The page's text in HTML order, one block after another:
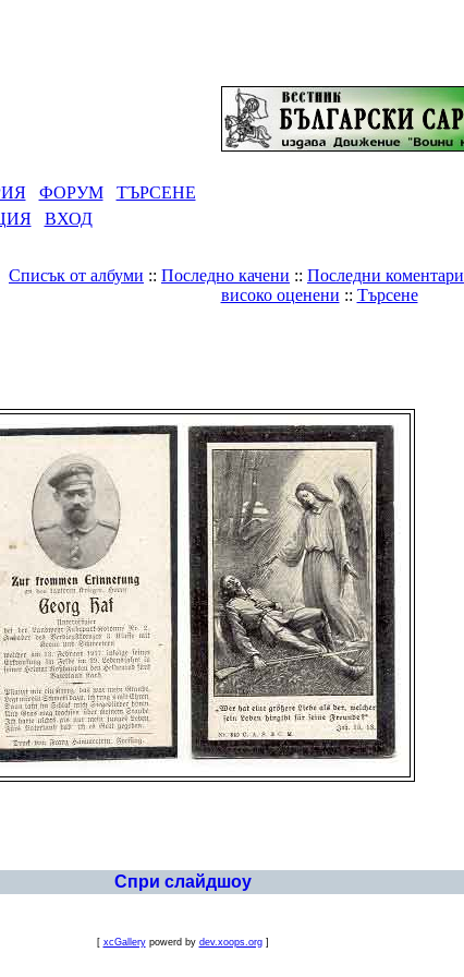
ФОРУМ
ТЪРСЕНЕ
ВХОД
Списък от албуми :: Последно качени :: Последни коментари
високо оценени :: Търсене
Спри слайдшоу
[ xcGallerypowerd by dev.xoops.org]